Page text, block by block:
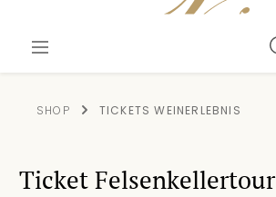
SHOP TICKETS WEINERLEBNIS
Ticket Felsenkellertour